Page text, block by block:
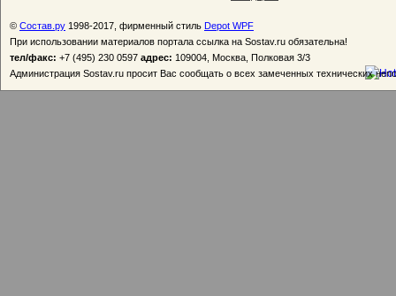
© Состав.ру 1998-2017, фирменный стиль Depot WPF
При использовании материалов портала ссылка на Sostav.ru обязательна!
тел/факс: +7 (495) 230 0597 адрес: 109004, Москва, Полковая 3/3
Администрация Sostav.ru просит Вас сообщать о всех замеченных технических